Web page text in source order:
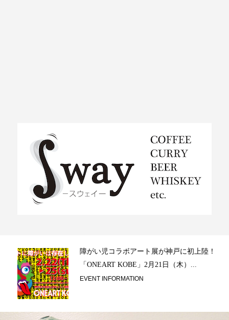
障がい児コラボアート展が神戸に初上陸！
「ONEART KOBE」2月21日（木）...
EVENT INFORMATION